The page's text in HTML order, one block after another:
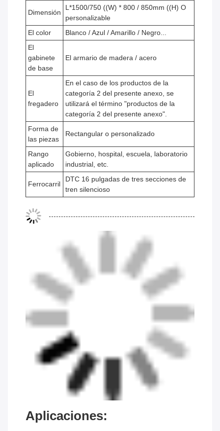
Dimensión
L*1500/750 ((W) * 800 / 850mm ((H) O
personalizable
El color
Blanco / Azul / Amarillo / Negro...
El
gabinete
de base
El armario de madera / acero
El
fregadero
En el caso de los productos de la
categoría 2 del presente anexo, se
utilizará el término "productos de la
categoría 2 del presente anexo".
Forma de
las piezas
Rectangular o personalizado
Rango
aplicado
Gobierno, hospital, escuela, laboratorio
industrial, etc.
Ferrocarril
DTC 16 pulgadas de tres secciones de
tren silencioso
Aplicaciones: